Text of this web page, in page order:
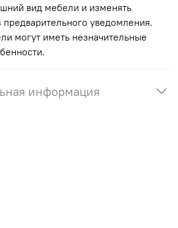
вид мебели и изменять
уведомления.
могут иметь незначительные
информация